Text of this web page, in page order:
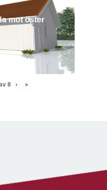
mot öster
8 › »